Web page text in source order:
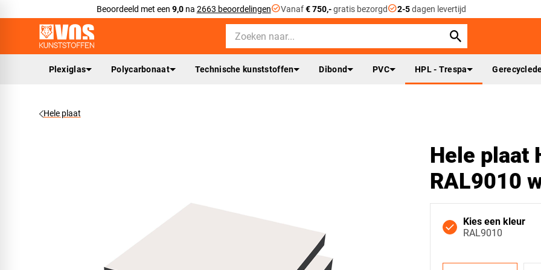
Beoordeeld met een 9,0na 2663 beoordelingencheck_circleVanaf€ 750,-gratis bezorgdcheck_circle2-5dagen levertijd
Plexiglas Polycarbonaat Technische kunststoffen Dibond PVC HPL - Trespa
Hele plaat
Hele plaat
RAL9010
Kies een kleur
RAL9010